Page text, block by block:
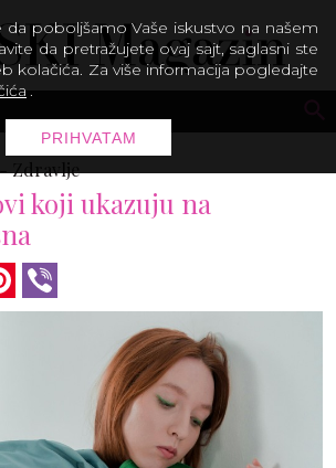
Zdravlje
koji ukazuju na
Pinterest
da poboljšamo Vaše iskustvo na našem
da pretražujete ovaj sajt, saglasni ste
kolačića. Za više informacija pogledajte
.
PRIHVATAM